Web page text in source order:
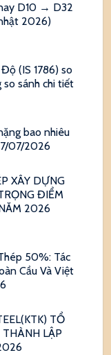
D10 → D32
2026)
(IS 1786) so
so sánh chi tiết
bao nhiêu
07/2026
XÂY DỰNG
ĐIỂM
2026
50%: Tác
Cầu Và Việt
TỔ
THÀNH LẬP